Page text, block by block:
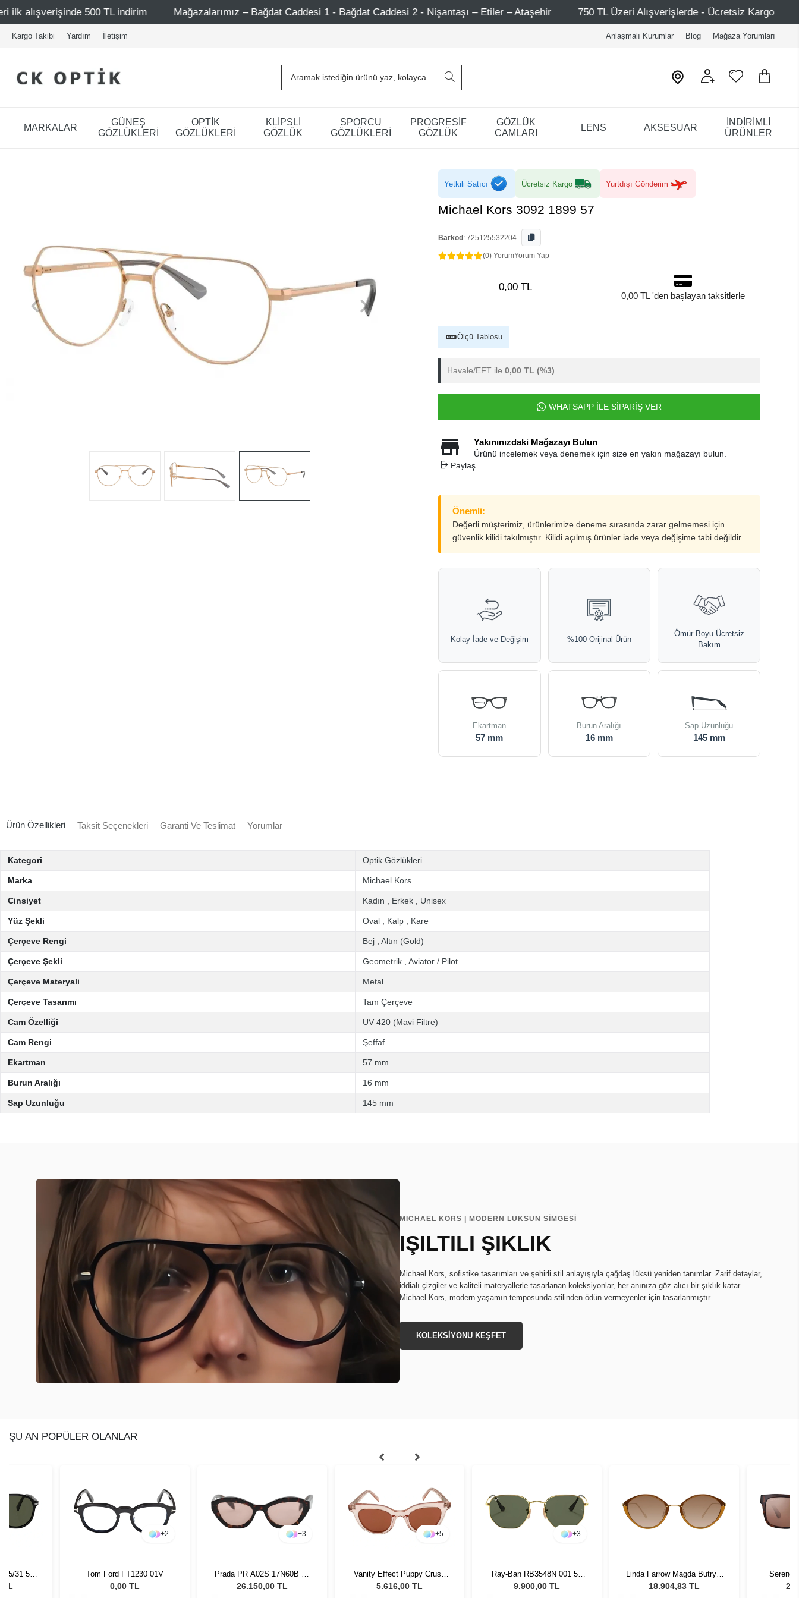
TL indirim Mağazalarımız – Bağdat Caddesi 1 - Bağdat Caddesi 2 - Nişantaşı – Etiler – Ataşehir 750 TL Üzeri Alışverişlerde - Ücretsiz Kargo Mağazalarımız –
Kargo Takibi Yardım İletişim Anlaşmalı Kurumlar Blog Mağaza Yorumları
MARKALAR
GÜNEŞ
GÖZLÜKLERİ
OPTİK
GÖZLÜKLERİ
KLİPSLİ
GÖZLÜK
SPORCU
GÖZLÜKLERİ
PROGRESİF
GÖZLÜK
GÖZLÜK
CAMLARI
LENS AKSESUAR
İNDİRİMLİ
ÜRÜNLER
Yetkili Satıcı Ücretsiz Kargo Yurtdışı Gönderim
Michael Kors 3092 1899 57
Barkod : 725125532204
(0) YorumYorum Yap
0,00 TL
0,00 TL 'den başlayan taksitlerle
Ölçü Tablosu
Havale/EFT ile 0,00 TL (%3)
WHATSAPP İLE SİPARİŞ VER
Yakınınızdaki Mağazayı Bulun
Ürünü incelemek veya denemek için size en yakın mağazayı bulun.
Paylaş
Önemli:
Değerli müşterimiz, ürünlerimize deneme sırasında zarar gelmemesi için
güvenlik kilidi takılmıştır. Kilidi açılmış ürünler iade veya değişime tabi değildir.
Kolay İade ve Değişim %100 Orijinal Ürün
Ömür Boyu Ücretsiz
Bakım
Ekartman
57 mm
Burun Aralığı
16 mm
Sap Uzunluğu
145 mm
Ürün Özellikleri Taksit Seçenekleri Garanti Ve Teslimat Yorumlar
Kategori Optik Gözlükleri
Marka Michael Kors
Cinsiyet Kadın Erkek Unisex
Yüz Şekli Oval Kalp Kare
Çerçeve Rengi Bej Altın (Gold)
Çerçeve Şekli Geometrik Aviator / Pilot
Çerçeve Materyali Metal
Çerçeve Tasarımı Tam Çerçeve
Cam Özelliği UV 420 (Mavi Filtre)
Cam Rengi Şeffaf
Ekartman 57 mm
Burun Aralığı 16 mm
Sap Uzunluğu 145 mm
MICHAEL KORS | MODERN LÜKSÜN SİMGESİ
IŞILTILI ŞIKLIK
Michael Kors, sofistike tasarımları ve şehirli stil anlayışıyla çağdaş lüksü yeniden tanımlar. Zarif detaylar,
iddialı çizgiler ve kaliteli materyallerle tasarlanan koleksiyonlar, her anınıza göz alıcı bir şıklık katar.
Michael Kors, modern yaşamın temposunda stilinden ödün vermeyenler için tasarlanmıştır.
KOLEKSİYONU KEŞFET
ŞU AN POPÜLER OLANLAR
95/31 55
TL
+2
Tom Ford FT1230 01V
0,00 TL
+3
Prada PR A02S 17N60B 52
Kadın Güneş Gözlüğü
26.150,00 TL
+5
Vanity Effect Puppy Crush
DMC Kadın Güneş Gözlüğü
5.616,00 TL
+3
Ray-Ban RB3548N 001 51
Unisex Güneş Gözlüğü
9.900,00 TL
Linda Farrow Magda Butrym
19 C2 White Light Gold
18.904,83 TL
8371